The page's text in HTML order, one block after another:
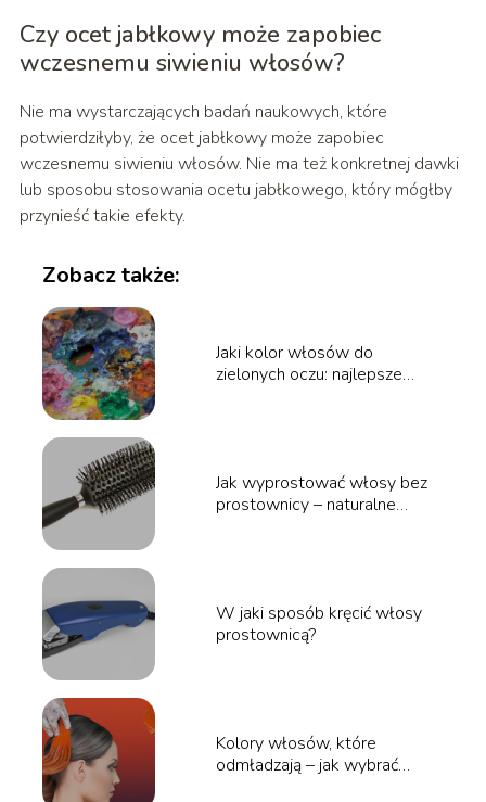
Czy ocet jabłkowy może zapobiec
wczesnemu siwieniu włosów?
Nie ma wystarczających badań naukowych, które
potwierdziłyby, że ocet jabłkowy może zapobiec
wczesnemu siwieniu włosów. Nie ma też konkretnej dawki
lub sposobu stosowania ocetu jabłkowego, który mógłby
przynieść takie efekty.
Zobacz także:
Jaki kolor włosów do
zielonych oczu: najlepsze
Jak wyprostować włosy bez
prostownicy – naturalne
W jaki sposób kręcić włosy
prostownicą?
Kolory włosów, które
odmładzają – jak wybrać